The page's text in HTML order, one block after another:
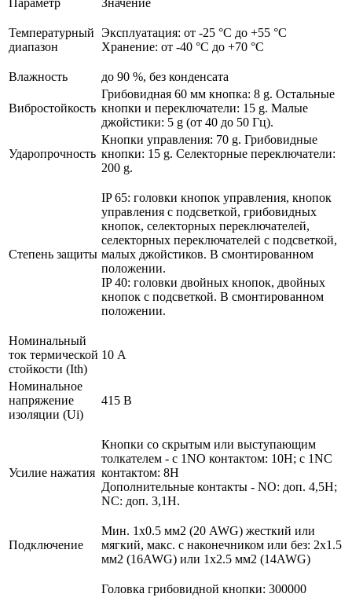
Параметр Значение
Температурный
диапазон
Эксплуатация: от -25 °C до +55 °C
Хранение: от -40 °C до +70 °C
Влажность до 90 %, без конденсата
Вибростойкость
Грибовидная 60 мм кнопка: 8 g. Остальные
кнопки и переключатели: 15 g. Малые
джойстики: 5 g (от 40 до 50 Гц).
Ударопрочность
Кнопки управления: 70 g. Грибовидные
кнопки: 15 g. Селекторные переключатели:
200 g.
Степень защиты
IP 65: головки кнопок управления, кнопок
управления с подсветкой, грибовидных
кнопок, селекторных переключателей,
селекторных переключателей с подсветкой,
малых джойстиков. В смонтированном
положении.
IP 40: головки двойных кнопок, двойных
кнопок с подсветкой. В смонтированном
положении.
Номинальный
ток термической
стойкости (Ith)
10 А
Номинальное
напряжение
изоляции (Ui)
415 В
Усилие нажатия
Кнопки со скрытым или выступающим
толкателем - с 1NO контактом: 10Н; с 1NC
контактом: 8Н
Дополнительные контакты - NO: доп. 4,5Н;
NC: доп. 3,1Н.
Подключение
Мин. 1х0.5 мм2 (20 AWG) жесткий или
мягкий, макс. c наконечником или без: 2х1.5
мм2 (16AWG) или 1х2.5 мм2 (14AWG)
Головка грибовидной кнопки: 300000